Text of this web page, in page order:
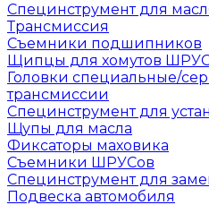
Специнструмент для
Трансмиссия
Съемники подшипников
Щипцы для хомутов
Головки специальные/
трансмиссии
Специнструмент для
Щупы для масла
Фиксаторы маховика
Съемники ШРУСов
Специнструмент для
Подвеска автомобиля